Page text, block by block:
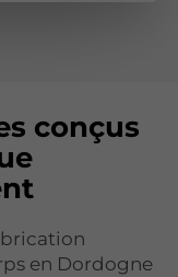
conçus
en Dordogne